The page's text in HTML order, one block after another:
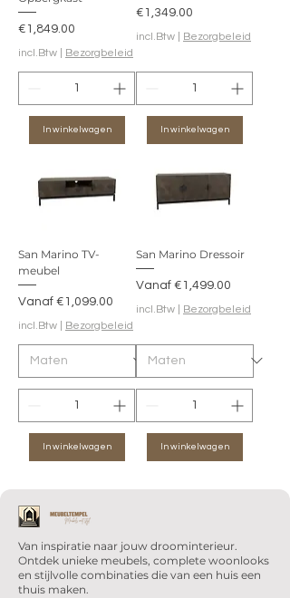
Prijs
€1,849.00
incl.Btw Bezorgbeleid
In winkelwagen
Prijs
€1,349.00
incl.Btw Bezorgbeleid
In winkelwagen
San Marino TV-
meubel
Vanaf €1,099.00
Verkoopprijs
incl.Btw Bezorgbeleid
In winkelwagen
San Marino Dressoir
Vanaf €1,499.00
Verkoopprijs
incl.Btw Bezorgbeleid
In winkelwagen
Van inspiratie naar jouw droominterieur.
Ontdek unieke meubels, complete woonlooks
en stijlvolle combinaties die van een huis een
thuis maken.